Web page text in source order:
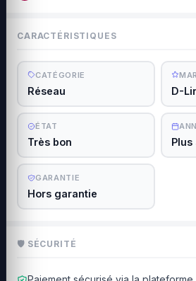
CARACTÉRISTIQUES
CATÉGORIE
Réseau D-
ÉTAT
Très bon
GARANTIE
Hors garantie
🛡 SÉCURITÉ